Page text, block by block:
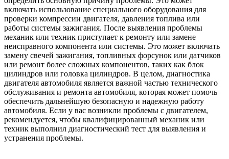
включать использование специального оборудования для
проверки компрессии двигателя, давления топлива или
работы системы зажигания. После выявления проблемы
механик или техник приступает к ремонту или замене
неисправного компонента или системы. Это может включать
замену свечей зажигания, топливных форсунок или датчиков
или ремонт более сложных компонентов, таких как блок
цилиндров или головка цилиндров. В целом, диагностика
двигателя автомобиля является важной частью технического
обслуживания и ремонта автомобиля, которая может помочь
обеспечить дальнейшую безопасную и надежную работу
автомобиля. Если у вас возникли проблемы с двигателем,
рекомендуется, чтобы квалифицированный механик или
техник выполнил диагностический тест для выявления и
устранения проблемы.